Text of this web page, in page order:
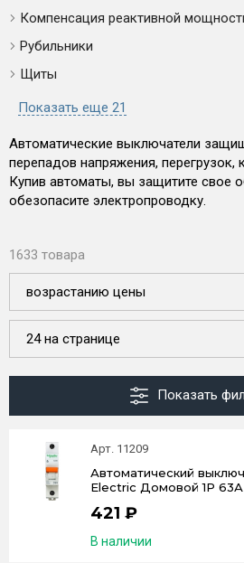
Компенсация реактивной
Рубильники
Щиты
Показать еще 21
Автоматические выключатели
перепадов напряжения, перегрузок,
Купив автоматы, вы защитите свое
обезопасите электропроводку.
1633 товара
возрастанию цены
24 на странице
Показать
Арт. 11209
Автоматический
Electric Домовой 1P 63А
421 ₽
В наличии